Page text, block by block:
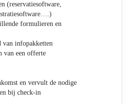
(reservatiesoftware,
formulieren en
van infopakketten
van een offerte
en vervult de nodige
bij check-in